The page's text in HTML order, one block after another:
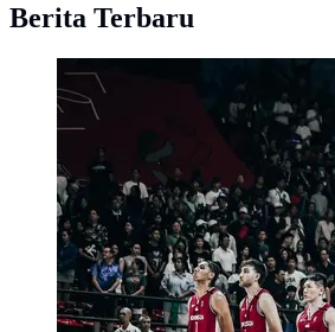
Berita Terbaru